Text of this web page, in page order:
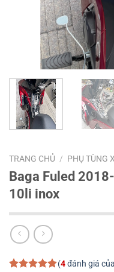
TRANG CHỦ / PHỤ TÙNG
Baga Fuled
10li inox
(4đánh giá